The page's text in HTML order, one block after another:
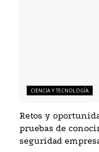
CIENCIA Y TECNOLOGÍA
Retos y
pruebas de
seguridad